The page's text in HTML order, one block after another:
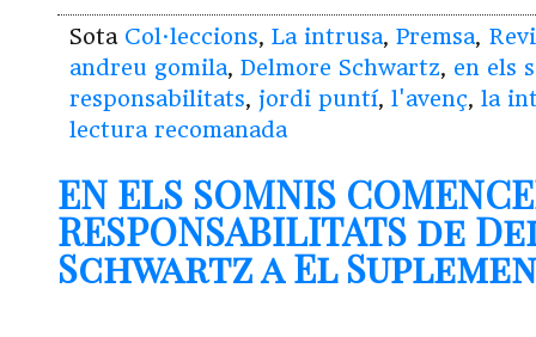
Sota Col·leccions, La intrusa, Premsa,
andreu gomila, Delmore Schwartz, en els
responsabilitats, jordi puntí, l'avenç, la
lectura recomanada
EN ELS SOMNIS
RESPONSABILITATS de
Schwartz a El Suplement